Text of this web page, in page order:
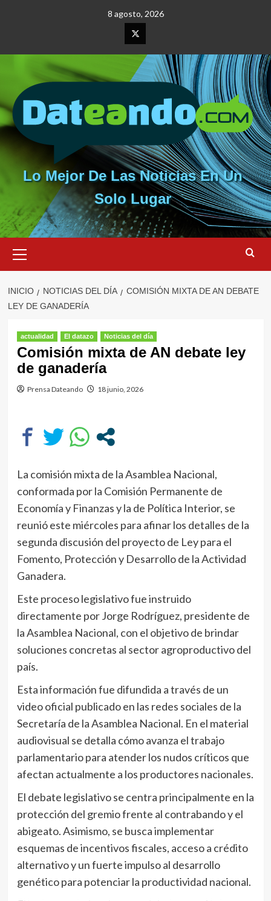
8 agosto, 2026
Elemento
del
menú
Lo Mejor De Las Noticias En Un
Solo Lugar
primario
INICIO NOTICIAS DEL DÍA
COMISIÓN MIXTA DE AN DEBATE
LEY DE GANADERÍA
actualidad El datazo Noticias del día
Comisión mixta de AN debate ley
de ganadería
Prensa Dateando 18 junio, 2026
La comisión mixta de la Asamblea Nacional,
conformada por la Comisión Permanente de
Economía y Finanzas y la de Política Interior, se
reunió este miércoles para afinar los detalles de la
segunda discusión del proyecto de Ley para el
Fomento, Protección y Desarrollo de la Actividad
Ganadera.
Este proceso legislativo fue instruido
directamente por Jorge Rodríguez, presidente de
la Asamblea Nacional, con el objetivo de brindar
soluciones concretas al sector agroproductivo del
país.
Esta información fue difundida a través de un
video oficial publicado en las redes sociales de la
Secretaría de la Asamblea Nacional. En el material
audiovisual se detalla cómo avanza el trabajo
parlamentario para atender los nudos críticos que
afectan actualmente a los productores nacionales.
El debate legislativo se centra principalmente en la
protección del gremio frente al contrabando y el
abigeato. Asimismo, se busca implementar
esquemas de incentivos fiscales, acceso a crédito
alternativo y un fuerte impulso al desarrollo
genético para potenciar la productividad nacional.